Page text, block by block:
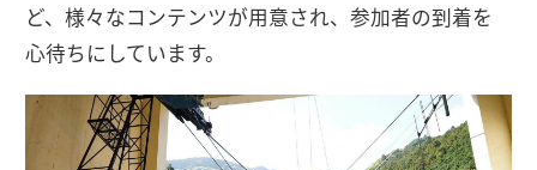
ど、様々なコンテンツが用意され、参加者の到着を
心待ちにしています。